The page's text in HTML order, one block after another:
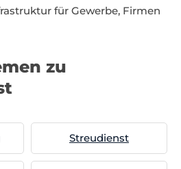
für Gewerbe, Firmen
zu
Streudienst